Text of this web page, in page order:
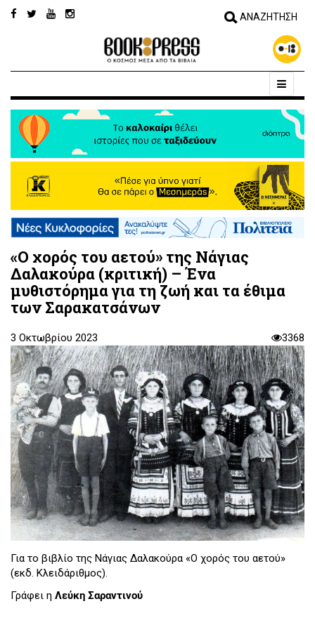
«Ο χορός του αετού» της Νάγιας
Δαλακούρα (κριτική) – Ένα
μυθιστόρημα για τη ζωή και τα έθιμα
των Σαρακατσάνων
3 Οκτωβρίου 2023 3368
Για το βιβλίο της Νάγιας Δαλακούρα «Ο χορός του αετού»
(εκδ. Κλειδάριθμος).
Γράφει η Λεύκη Σαραντινού